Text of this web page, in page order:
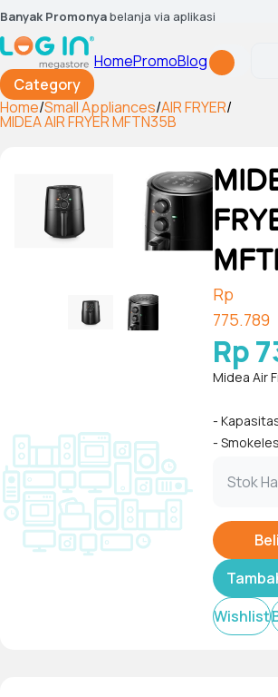
Banyak Promonyabelanja via aplikasi
Category
HomePromoBlog
Home/Small Appliances/AIR FRYER/
MIDEA AIR FRYER MFTN35B
Rp
775.789
Rp
Midea Air
-
-
- Multi
meals
- BPA Free
stick
- Easy to
- Safe to
- Easy to
Stok
Wishlist